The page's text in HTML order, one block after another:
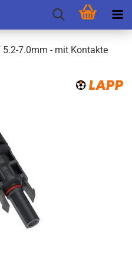
5.2-7.0mm - mit Kon­tak­te